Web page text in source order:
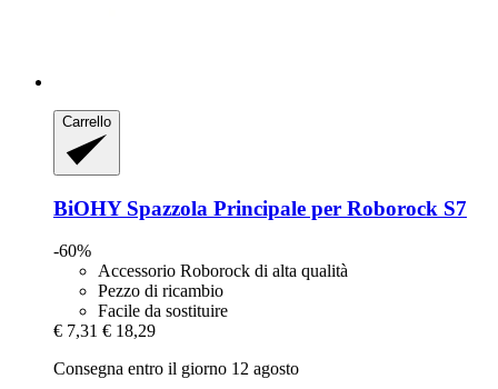
Carrello
BiOHYSpazzola Principale per Roborock S7
-60%
Accessorio Roborock di alta qualità
Pezzo di ricambio
Facile da sostituire
€ 7,31 € 18,29
Consegna entro il giorno 12 agosto